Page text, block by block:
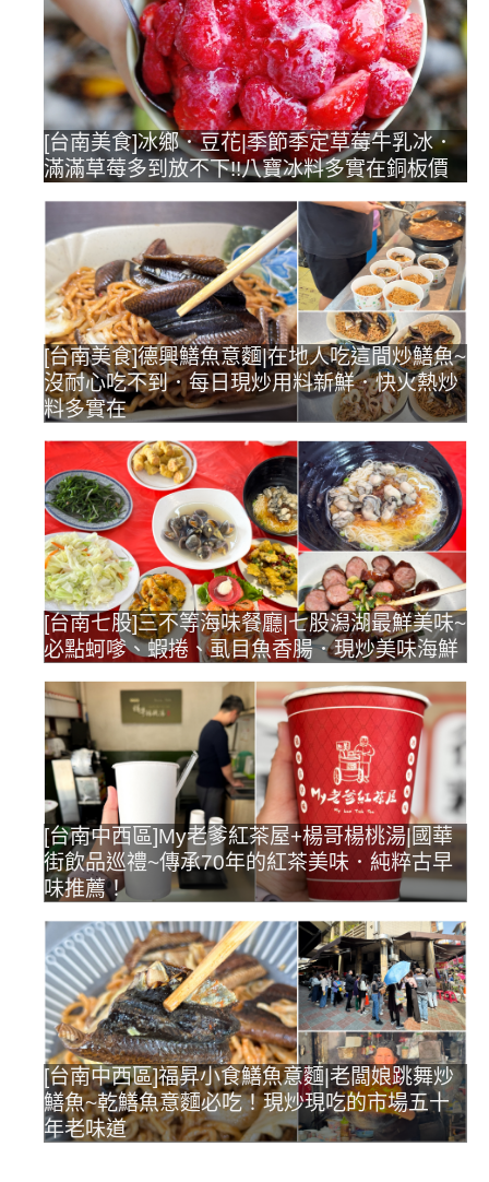
[台南美食]冰鄉．豆花|季節季定草莓牛乳冰．
滿滿草莓多到放不下!!八寶冰料多實在銅板價
[台南美食]德興鱔魚意麵|在地人吃這間炒鱔魚~
沒耐心吃不到．每日現炒用料新鮮．快火熱炒
料多實在
[台南七股]三不等海味餐廳|七股潟湖最鮮美味~
必點蚵嗲、蝦捲、虱目魚香腸．現炒美味海鮮
[台南中西區]My老爹紅茶屋+楊哥楊桃湯|國華
街飲品巡禮~傳承70年的紅茶美味．純粹古早
味推薦！
[台南中西區]福昇小食鱔魚意麵|老闆娘跳舞炒
鱔魚~乾鱔魚意麵必吃！現炒現吃的市場五十
年老味道